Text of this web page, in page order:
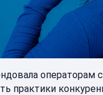
операторам
практики